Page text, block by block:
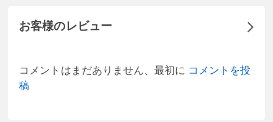
お客様のレビュー
コメントはまだありません、最初に コメントを投
稿